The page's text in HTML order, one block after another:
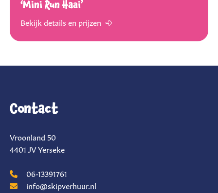
‘Mini Run Haai’
Bekijk details en prijzen
Contact
Vroonland 50
4401 JV Yerseke
06-13391761
info@skipverhuur.nl